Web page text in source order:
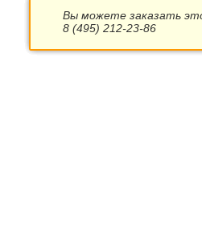
Вы можете заказать
8 (495) 212-23-86